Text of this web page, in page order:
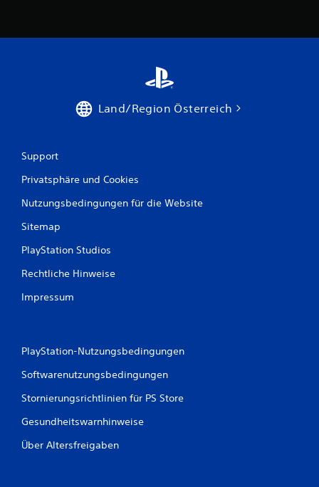
e
Land/Region Österreich
Support
Privatsphäre und Cookies
Nutzungsbedingungen für die Website
Sitemap
PlayStation Studios
Rechtliche Hinweise
Impressum
PlayStation-Nutzungsbedingungen
Softwarenutzungsbedingungen
Stornierungsrichtlinien für PS Store
Gesundheitswarnhinweise
Über Altersfreigaben